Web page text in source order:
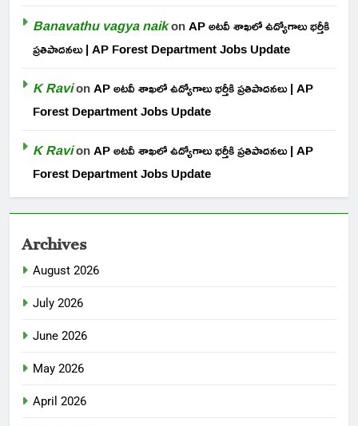
Banavathu vagya naikonAP అటవీ శాఖలో ఉద్యోగాలు భర్తీకి
ప్రతిపాదనలు | AP Forest Department Jobs Update
K RavionAP అటవీ శాఖలో ఉద్యోగాలు భర్తీకి ప్రతిపాదనలు | AP
Forest Department Jobs Update
K RavionAP అటవీ శాఖలో ఉద్యోగాలు భర్తీకి ప్రతిపాదనలు | AP
Forest Department Jobs Update
Archives
August 2026
July 2026
June 2026
May 2026
April 2026